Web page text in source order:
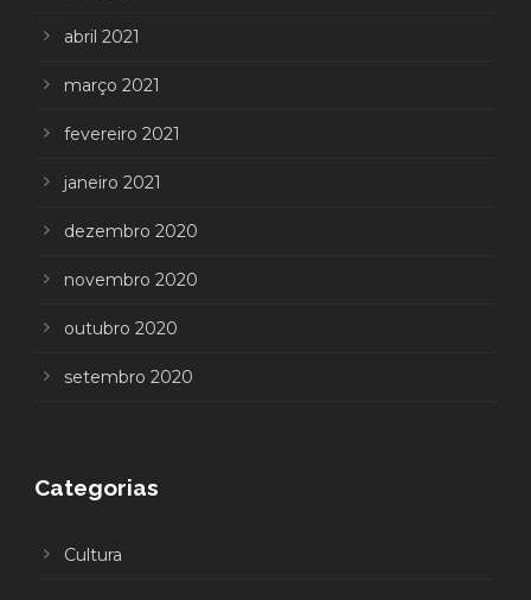
abril 2021
março 2021
fevereiro 2021
janeiro 2021
dezembro 2020
novembro 2020
outubro 2020
setembro 2020
Categorias
Cultura